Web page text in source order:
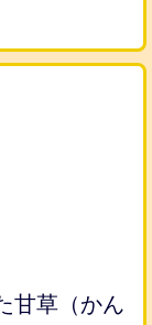
甘草（かん